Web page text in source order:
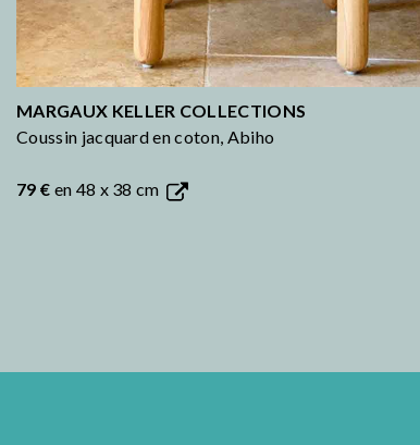
MARGAUX KELLER COLLECTIONS
Coussin jacquard en coton, Abiho
79 € en 48 x 38 cm